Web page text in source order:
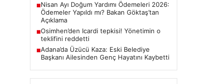
■Nisan Ayı Doğum Yardımı Ödemeleri 2026:
Ödemeler Yapıldı mı? Bakan Göktaş’tan
Açıklama
■Osimhen’den Icardi tepkisi! Yönetimin o
teklifini reddetti
■Adana’da Üzücü Kaza: Eski Belediye
Başkanı Ailesinden Genç Hayatını Kaybetti